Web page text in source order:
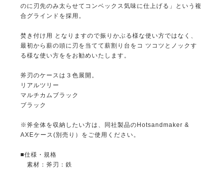
のに刃先のみ太らせてコンベックス気味に仕上げる」という複
合グラインドを採用。
焚き付け用 となりますので振りかぶる様な使い方ではなく、
最初から薪の頭に刃を当てて薪割り台をコ ツコツとノックす
る様な使い方ををお勧めいたします。
斧刃のケースは３色展開。
リアルツリー
マルチカムブラック
ブラック
※斧全体を収納したい方は、同社製品のHotsandmaker &
AXEケース(別売り）をご使用ください。
■仕様・規格
素材：斧刃：鉄